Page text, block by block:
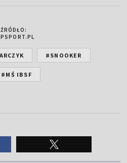
ŹRÓDŁO:
#SNOOKER
#MŚ IBSF